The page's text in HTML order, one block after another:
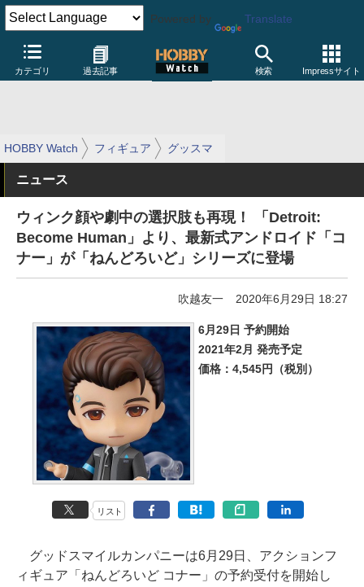
Powered by Translate
カテゴリ 過去記事 検索 Impressサイト
HOBBY Watch フィギュア グッスマ
ニュース
ウィンク顔や劇中の選択肢も再現！ 「Detroit:
Become Human」より、最新式アンドロイド「コ
ナー」が「ねんどろいど」シリーズに登場
吹越友一 2020年6月29日 18:27
6月29日 予約開始
2021年2月 発売予定
価格：4,545円（税別）
リスト
グッドスマイルカンパニーは6月29日、アクションフ
ィギュア「ねんどろいど コナー」の予約受付を開始し